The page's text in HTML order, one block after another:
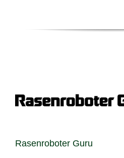
Rasenroboter Guru